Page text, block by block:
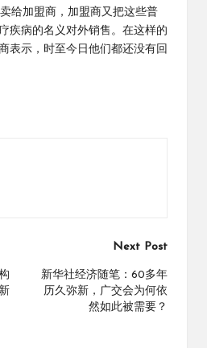
给加盟商，加盟商又把这些普
疾病的名义对外销售。在这样的
表示，时至今日他们都还没有回
Next Post
新华社经济随笔：60多年
历久弥新，广交会为何依
然如此被需要？